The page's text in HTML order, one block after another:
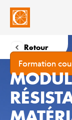
Retour
Formation